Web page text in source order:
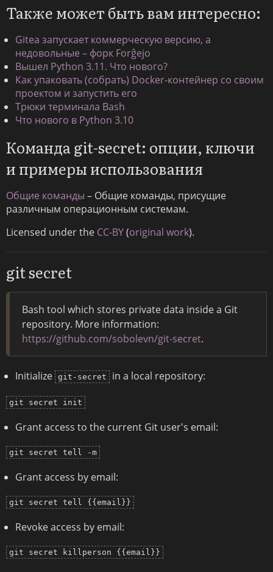
Также может быть вам интересно:
Gitea запускает коммерческую версию, а
недовольные – форк Forĝejo
Вышел Python 3.11. Что нового?
Как упаковать (собрать) Docker-контейнер со своим
проектом и запустить его
Трюки терминала Bash
Что нового в Python 3.10
Команда git-secret: опции, ключи
и примеры использования
Общие команды – Общие команды, присущие
различным операционным системам.
Licensed under the CC-BY(original work).
git secret
Bash tool which stores private data inside a Git
repository. More information:
https://github.com/sobolevn/git-secret.
Initialize git-secret in a local repository:
git secret init
Grant access to the current Git user's email:
git secret tell -m
Grant access by email:
git secret tell {{email}}
Revoke access by email:
git secret killperson {{email}}